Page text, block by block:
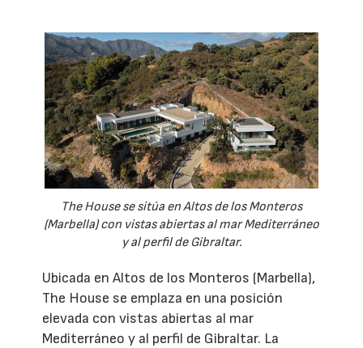
The House se sitúa en Altos de los Monteros
(Marbella) con vistas abiertas al mar Mediterráneo
y al perfil de Gibraltar.
Ubicada en Altos de los Monteros (Marbella),
The House se emplaza en una posición
elevada con vistas abiertas al mar
Mediterráneo y al perfil de Gibraltar. La